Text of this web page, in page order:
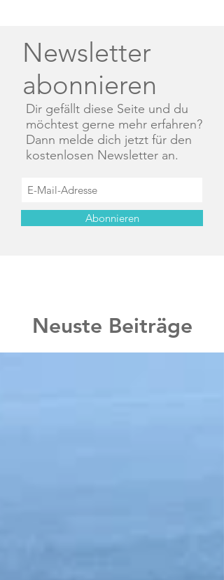
Newsletter
abonnieren
Dir gefällt diese Seite und du
möchtest gerne mehr erfahren?
Dann melde dich jetzt für den
kostenlosen Newsletter an.
Abonnieren
Neuste Beiträge